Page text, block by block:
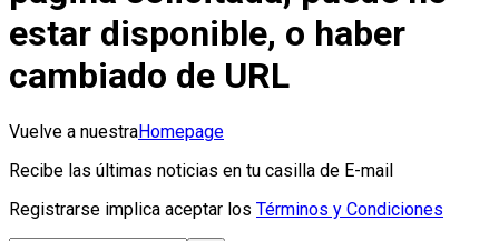
estar disponible, o haber
cambiado de URL
Vuelve a nuestraHomepage
Recibe las últimas noticias en tu casilla de E-mail
Registrarse implica aceptar los Términos y Condiciones